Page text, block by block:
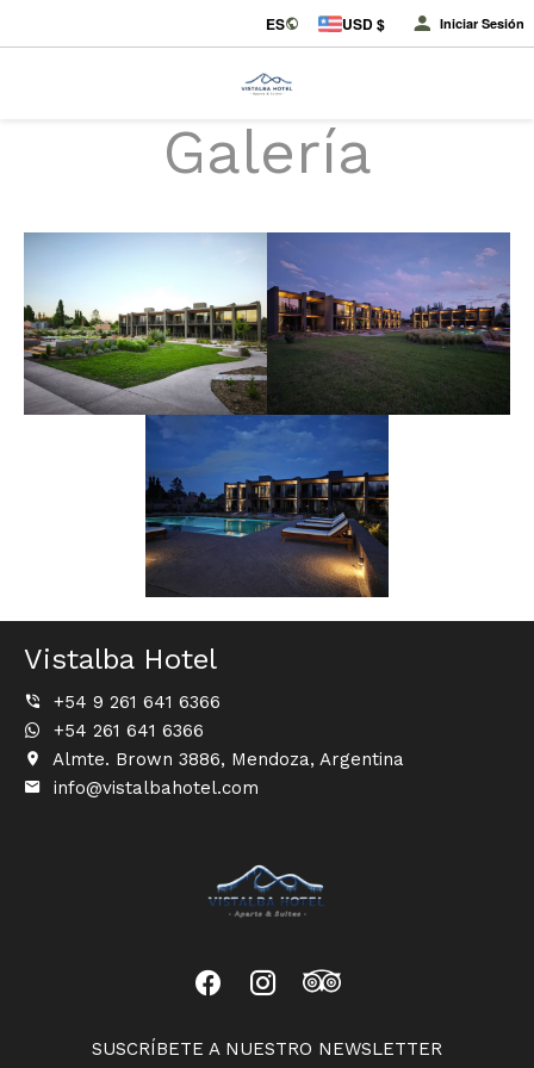
ES USD $ Iniciar Sesión
Galería
Vistalba Hotel
+54 9 261 641 6366
+54 261 641 6366
Almte. Brown 3886, Mendoza, Argentina
info@vistalbahotel.com
SUSCRÍBETE A NUESTRO NEWSLETTER